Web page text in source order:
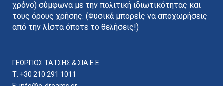
χρόνο) σύμφωνα με την πολιτική ιδιωτικότητας και
τους όρους χρήσης. (Φυσικά μπορείς να αποχωρήσεις
από την λίστα όποτε το θελήσεις!)
ΓΕΩΡΓΙΟΣ ΤΑΤΣΗΣ & ΣΙΑ E.E.
T: +30 210 291 1011